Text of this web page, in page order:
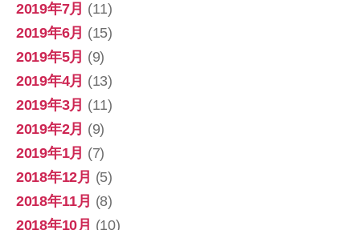
2019年7月 (11)
2019年6月 (15)
2019年5月 (9)
2019年4月 (13)
2019年3月 (11)
2019年2月 (9)
2019年1月 (7)
2018年12月 (5)
2018年11月 (8)
2018年10月 (10)